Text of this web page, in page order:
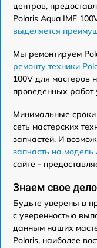
центров,
Polaris Aqua IMF
выделяется
Мы ремонтируем
ремонту техники
100V для мастеров
проведенных работ
Минимальные
сеть мастерских
запчастей. И
запчасть на модель
сайте -
Знаем свое дело
Будьте уверены в
с уверенностью
данным наших
Polaris, наиболее